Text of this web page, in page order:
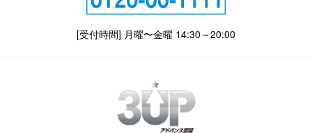
[受付時間] 月曜〜金曜 14:30～20:00